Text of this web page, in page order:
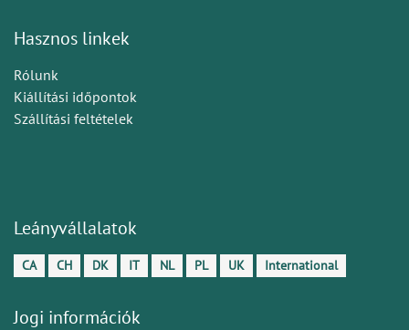
Hasznos linkek
Rólunk
Kiállítási időpontok
Szállítási feltételek
Leányvállalatok
CA CH DK IT NL PL UK International
Jogi információk